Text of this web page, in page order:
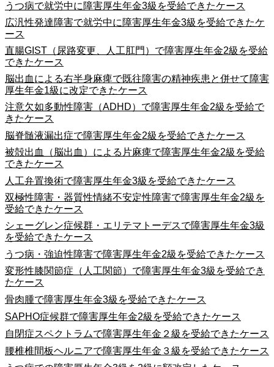
うつ病で就労中に障害厚生年金3級を受給できたケース
広汎性発達障害で就労中に障害厚生年金3級を受給できたケ
ース
直腸GIST（尿路変更、人工肛門）で障害厚生年金2級を受給
できたケース
脳出血による右半身麻痺で既往障害の精神疾患と併せて障害
厚生年金1級に改定できたケース
注意欠如多動性障害（ADHD）で障害厚生年金2級を受給で
きたケース
脳脊髄液漏出症で障害厚生年金2級を受給できたケース
被殻出血（脳出血）による片麻痺で障害厚生年金2級を受給
できたケース
人工弁置換術で障害厚生年金3級を受給できたケース
双極性障害・器質性情緒不安定性障害で障害厚生年金2級を
受給できたケース
シェーグレン症候群・エリテマトーデスで障害厚生年金3級
を受給できたケース
うつ病・強迫性障害で障害厚生年金2級を受給できたケース
変形性膝関節症（人工関節）で障害厚生年金3級を受給でき
たケース
骨肉腫で障害厚生年金3級を受給できたケース
SAPHO症候群で障害厚生年金2級を受給できたケース
自閉症スペクトラムで障害厚生年金２級を受給できたケース
腰椎椎間板ヘルニアで障害厚生年金３級を受給できたケース